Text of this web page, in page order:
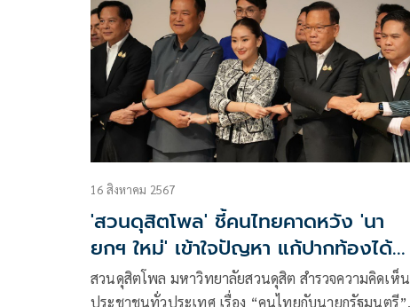
16 สิงหาคม 2567
'สวนดุสิตโพล' ชี้คนไทยคาดหวัง 'นา
ยกฯ ใหม่' เข้าใจปัญหา แก้ปากท้องได้
ทันที
สวนดุสิตโพล มหาวิทยาลัยสวนดุสิต สำรวจความคิดเห็น
ประชาชนทั่วประเทศ เรื่อง “คนไทยกับนายกรัฐมนตรี”